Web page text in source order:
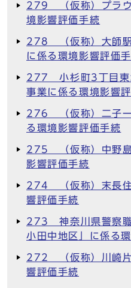
279 （仮称）プラウ
境影響評価手続
278 （仮称）大師駅
に係る環境影響評価
277 小杉町3丁目東
事業に係る環境影響
276 （仮称）二子一
る環境影響評価手続
275 （仮称）中野島
影響評価手続
274 （仮称）末長住
響評価手続
273 神奈川県警察職
小田中地区」に係る
272 （仮称）川崎片
響評価手続